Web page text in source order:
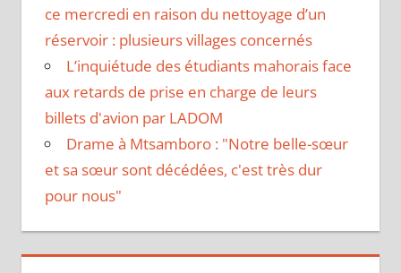
ce mercredi en raison du nettoyage d’un
réservoir : plusieurs villages concernés
L’inquiétude des étudiants mahorais face
aux retards de prise en charge de leurs
billets d'avion par LADOM
Drame à Mtsamboro : "Notre belle-sœur
et sa sœur sont décédées, c'est très dur
pour nous"